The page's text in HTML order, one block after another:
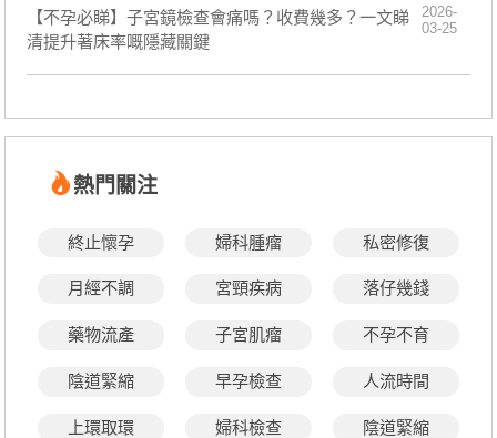
【不孕必睇】子宮鏡檢查會痛嗎？收費幾多？一文睇
清提升著床率嘅隱藏關鍵
2026-
03-25
熱門關注
終止懷孕 婦科腫瘤 私密修復
月經不調 宮頸疾病 落仔幾錢
藥物流產 子宮肌瘤 不孕不育
陰道緊縮 早孕檢查 人流時間
上環取環 婦科檢查 陰道緊縮